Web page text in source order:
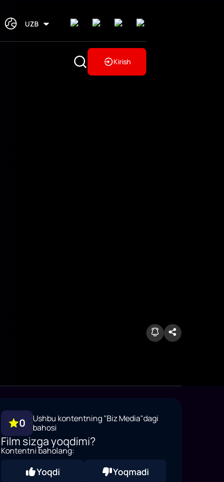
UZB
Kirish
0
Ushbu kontentning "Biz Media"dagi
bahosi
Film sizga yoqdimi?
Kontentni baholang:
Yoqdi Yoqmadi